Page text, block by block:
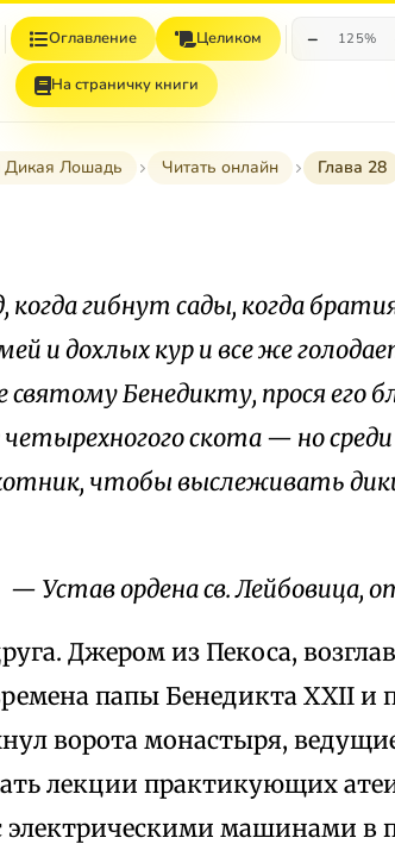
Jr.)
Оглавление Целиком − 125%
На страничку книги
Дикая Лошадь Читать онлайн Глава 28
когда гибнут сады, когда
и дохлых кур и все же
Бенедикту, прося его
скота — но
чтобы выслеживать
— Устав ордена св. Лейбовица,
Джером из Пекоса,
папы Бенедикта XXII и
ворота монастыря,
лекции практикующих
машинами в